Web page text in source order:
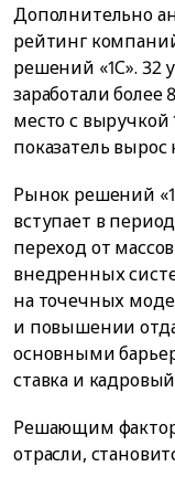
Дополнительно
рейтинг
решений «1С». 32
заработали более
место с выручкой
показатель вырос
Рынок решений
вступает в
переход от
внедренных
на точечных
и повышении
основными
ставка и
Решающим
отрасли,